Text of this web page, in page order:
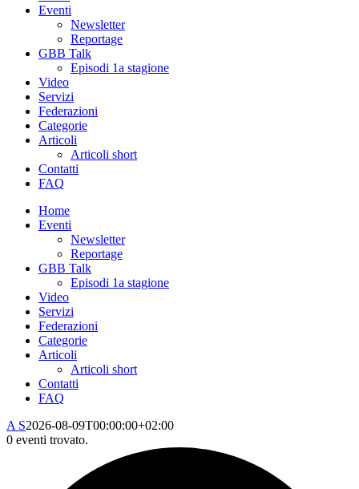
Eventi
Newsletter
Reportage
GBB Talk
Episodi 1a stagione
Video
Servizi
Federazioni
Categorie
Articoli
Articoli short
Contatti
FAQ
Home
Eventi
Newsletter
Reportage
GBB Talk
Episodi 1a stagione
Video
Servizi
Federazioni
Categorie
Articoli
Articoli short
Contatti
FAQ
A S2026-08-09T00:00:00+02:00
0 eventi trovato.